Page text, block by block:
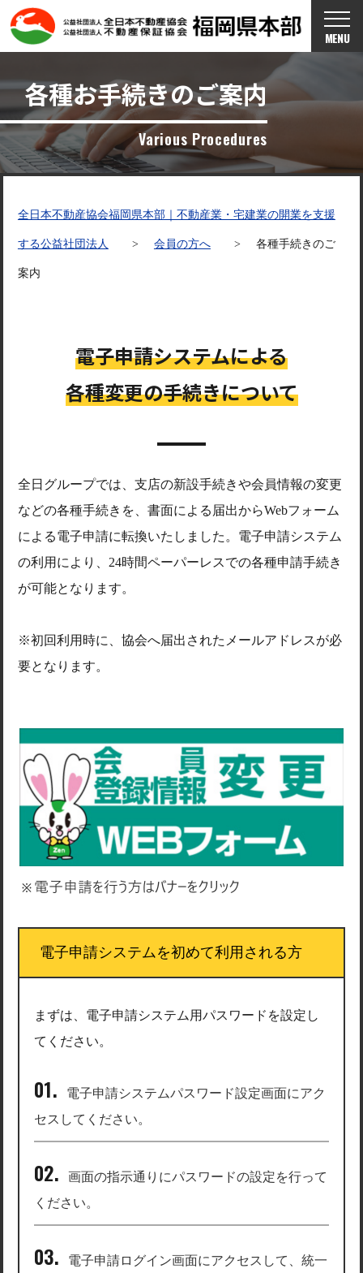
MENU
各種お手続きのご案内
Various Procedures
全日本不動産協会福岡県本部｜不動産業・宅建業の開業を支援
する公益社団法人 > 会員の方へ > 各種手続きのご
案内
電子申請システムによる
各種変更の手続きについて
全日グループでは、支店の新設手続きや会員情報の変更
などの各種手続きを、書面による届出からWebフォーム
による電子申請に転換いたしました。電子申請システム
の利用により、24時間ペーパーレスでの各種申請手続き
が可能となります。
※初回利用時に、協会へ届出されたメールアドレスが必
要となります。
電子申請システムを初めて利用される方
まずは、電子申請システム用パスワードを設定し
てください。
電子申請システムパスワード設定画面にアク
セスしてください。
画面の指示通りにパスワードの設定を行って
ください。
電子申請ログイン画面にアクセスして、統一